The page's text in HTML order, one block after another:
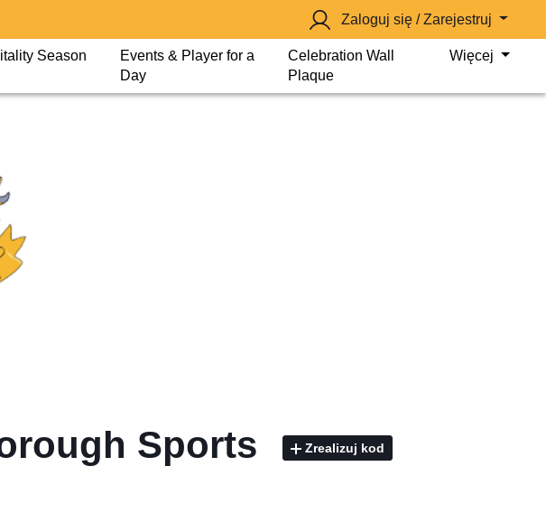
Zaloguj się / Zarejestruj
Season
Events & Player for a
Day
Celebration Wall
Plaque
Więcej
Sports Zrealizuj kod